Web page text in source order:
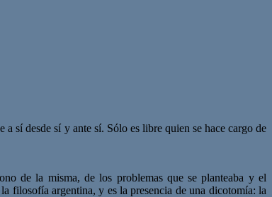
sí desde sí y ante sí. Sólo es libre quien se hace cargo de
de la misma, de los problemas que se planteaba y el
filosofía argentina, y es la presencia de una dicotomía: la